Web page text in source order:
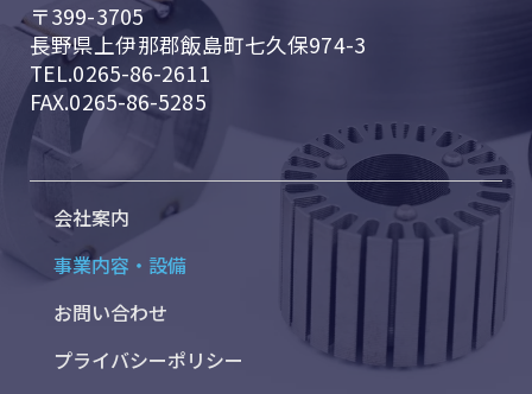
〒399-3705
長野県上伊那郡飯島町七久保974-3
TEL.0265-86-2611
FAX.0265-86-5285
会社案内
事業内容・設備
お問い合わせ
プライバシーポリシー